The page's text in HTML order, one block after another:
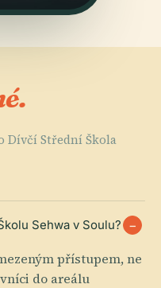
Dívčí Střední Škola
Sehwa v Soulu?
přístupem, ne
do areálu